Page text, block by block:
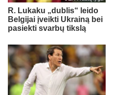
R. Lukaku „dublis“ leido
Belgijai įveikti Ukrainą bei
pasiekti svarbų tikslą